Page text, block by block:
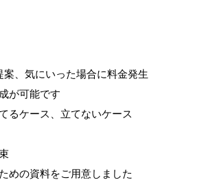
案、気にいった場合に料金発生
が可能です
るケース、立てないケース
めの資料をご用意しました